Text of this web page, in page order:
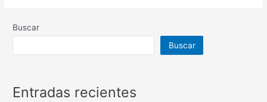
Buscar
Buscar
Entradas recientes